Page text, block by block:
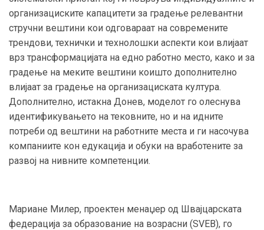
организациските капацитети за градење релевантни
стручни вештини кои одговараат на современите
трендови, технички и технолошки аспекти кои влијаат
врз трансформацијата на едно работно место, како и за
градење на меките вештини коишто дополнително
влијаат за градење на организациската култура.
Дополнително, истакна Донев, моделот го олеснува
идентификувањето на тековните, но и на идните
потреби од вештини на работните места и ги насочува
компаниите кон едукација и обуки на вработените за
развој на нивните компетенции.
Мариане Милер, проектен менаџер од Швајцарската
федерација за образование на возрасни (SVEB), го